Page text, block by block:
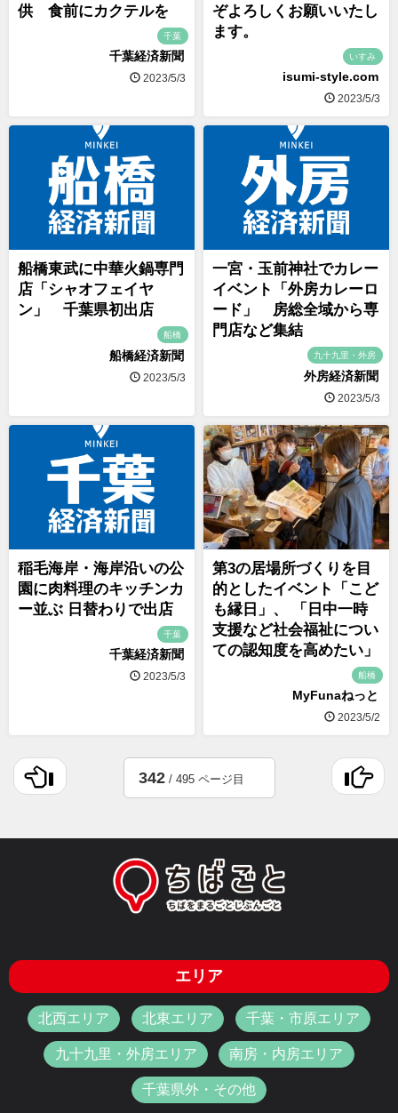
供 食前にカクテルを
千葉
千葉経済新聞
2023/5/3
ぞよろしくお願いいたし
ます。
いすみ
isumi-style.com
2023/5/3
船橋東武に中華火鍋専門
店「シャオフェイヤ
ン」 千葉県初出店
船橋
船橋経済新聞
2023/5/3
一宮・玉前神社でカレー
イベント「外房カレーロ
ード」 房総全域から専
門店など集結
九十九里・外房
外房経済新聞
2023/5/3
稲毛海岸・海岸沿いの公
園に肉料理のキッチンカ
ー並ぶ 日替わりで出店
千葉
千葉経済新聞
2023/5/3
第3の居場所づくりを目
的としたイベント「こど
も縁日」、 「日中一時
支援など社会福祉につい
ての認知度を高めたい」
船橋
MyFunaねっと
2023/5/2
342/ 495 ページ目
エリア
北西エリア 北東エリア 千葉・市原エリア
九十九里・外房エリア 南房・内房エリア
千葉県外・その他